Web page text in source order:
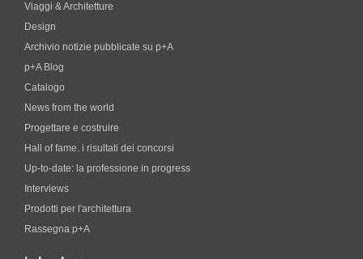
Viaggi & Architetture
Design
Archivio notizie pubblicate su p+A
p+A Blog
Catalogo
News from the world
Progettare e costruire
Hall of fame. i risultati dei concorsi
Up-to-date: la professione in progress
Interviews
Prodotti per l'architettura
Rassegna p+A